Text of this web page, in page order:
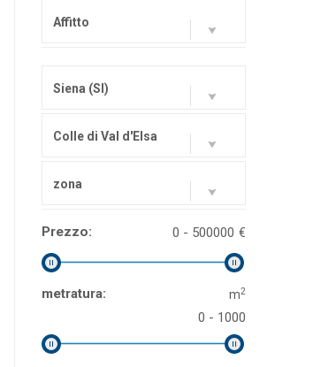
Affitto
Siena (SI)
Colle di Val d'Elsa
zona
Prezzo: €
0 - 500000
metratura: m2
0 - 1000